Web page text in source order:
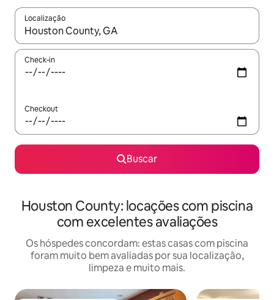
Localização
Quando os resultados estiverem disponíveis, explore-os
Check-in
Checkout
Buscar
Houston County: locações com piscina
com excelentes avaliações
Os hóspedes concordam: estas casas com piscina
foram muito bem avaliadas por sua localização,
limpeza e muito mais.